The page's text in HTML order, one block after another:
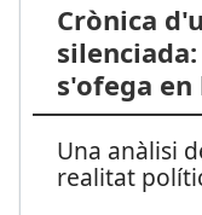
Crònica
s'ofega
Una anàlisi
realitat